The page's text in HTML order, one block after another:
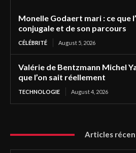
Monelle Godaert mari : ce que
conjugale et de son parcours
CÉLÉBRITÉ August 5, 2026
Valérie de Bentzmann Michel
que l’on sait réellement
TECHNOLOGIE August 4, 2026
Articles